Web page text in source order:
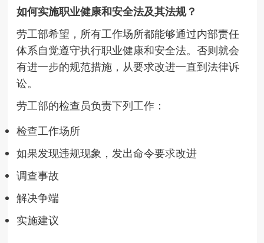
如何实施职业健康和安全法及其法规？
劳工部希望，所有工作场所都能够通过内部责任
体系自觉遵守执行职业健康和安全法。否则就会
有进一步的规范措施，从要求改进一直到法律诉
讼。
劳工部的检查员负责下列工作：
检查工作场所
如果发现违规现象，发出命令要求改进
调查事故
解决争端
实施建议